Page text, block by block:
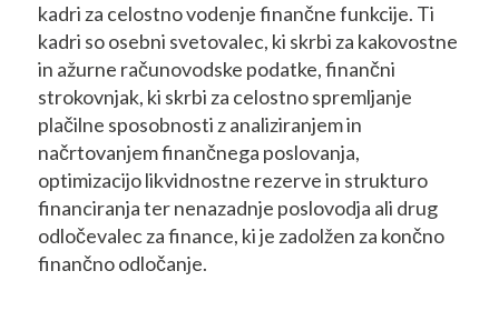
kadri za celostno vodenje finančne funkcije. Ti
kadri so osebni svetovalec, ki skrbi za kakovostne
in ažurne računovodske podatke, finančni
strokovnjak, ki skrbi za celostno spremljanje
plačilne sposobnosti z analiziranjem in
načrtovanjem finančnega poslovanja,
optimizacijo likvidnostne rezerve in strukturo
financiranja ter nenazadnje poslovodja ali drug
odločevalec za finance, ki je zadolžen za končno
finančno odločanje.